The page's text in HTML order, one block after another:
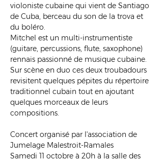
violoniste cubaine qui vient de Santiago
de Cuba, berceau du son de la trova et
du boléro.
Mitchel est un multi-instrumentiste
(guitare, percussions, flute, saxophone)
rennais passionné de musique cubaine.
Sur scène en duo ces deux troubadours
revisitent quelques pépites du répertoire
traditionnel cubain tout en ajoutant
quelques morceaux de leurs
compositions.
Concert organisé par l'association de
Jumelage Malestroit-Ramales
Samedi 11 octobre à 20h à la salle des